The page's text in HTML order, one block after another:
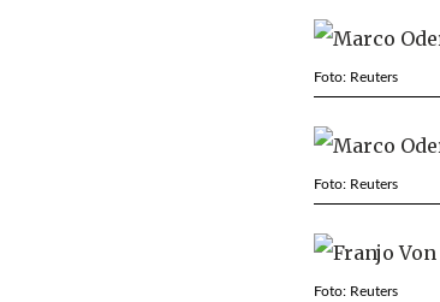
Foto: Reuters
Foto: Reuters
Foto: Reuters